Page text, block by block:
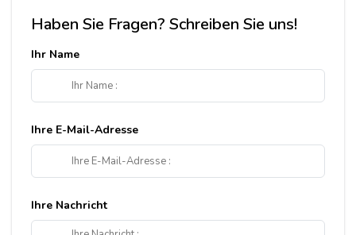
Haben Sie Fragen? Schreiben Sie uns!
Ihr Name
Ihre E-Mail-Adresse
Ihre Nachricht